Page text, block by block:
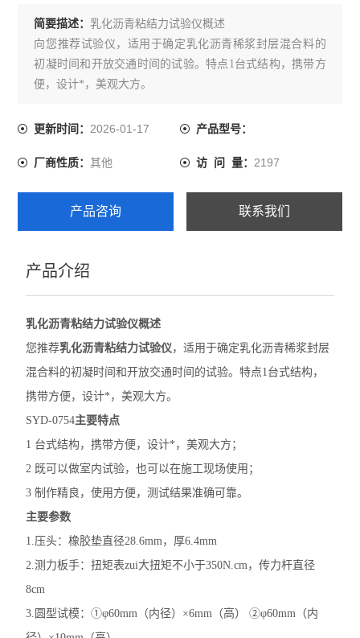
沥青溢流水箱
沥青混合料路面构造深度仪
沥青混合料动态疲劳试验机
电动砂当量试验仪
乳化沥青稠度试验仪
细集料测定仪
层间粘结直剪试验仪
层间粘结专用拉拔仪
层间粘结扭剪试验仪
沥青旋转压实仪
乳化沥青湿轮磨耗试验仪
布氏旋转粘度计
沥青动力粘度试验器
沥青标准粘度计
简要描述： 乳化沥青粘结力试验仪概述
向您推荐试验仪，适用于确定乳化沥青稀浆封层混合料的
初凝时间和开放交通时间的试验。特点1台式结构，携带方
便，设计*，美观大方。
更新时间：2026-01-17 产品型号：
厂商性质：其他 访 问 量： 2197
产品咨询 联系我们
产品介绍
乳化沥青粘结力试验仪概述
您推荐乳化沥青粘结力试验仪，适用于确定乳化沥青稀浆封层
混合料的初凝时间和开放交通时间的试验。特点1台式结构，
携带方便，设计*，美观大方。
SYD-0754主要特点
1 台式结构，携带方便，设计*，美观大方；
2 既可以做室内试验，也可以在施工现场使用；
3 制作精良，使用方便，测试结果准确可靠。
主要参数
1.压头：橡胶垫直径28.6mm，厚6.4mm
2.测力板手：扭矩表zui大扭矩不小于350N.cm，传力杆直径
8cm
3.圆型试模：①φ60mm（内径）×6mm（高） ②φ60mm（内